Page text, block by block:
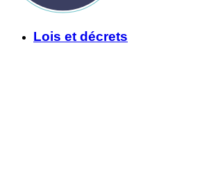
Lois et décrets